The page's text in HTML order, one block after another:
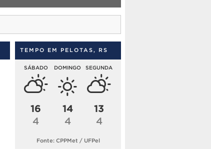
TEMPO EM PELOTAS, RS
SÁBADO
16
4
DOMINGO
14
4
SEGUNDA
13
4
Fonte: CPPMet / UFPel